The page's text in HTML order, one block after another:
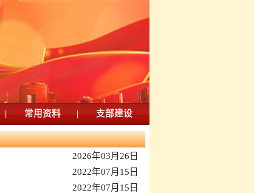
| 常用资料 | 支部建设
2026年03月26日
2022年07月15日
2022年07月15日